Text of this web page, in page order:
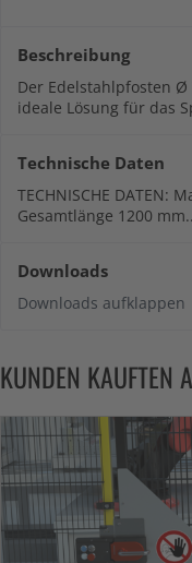
Beschreibung
Der Edelstahlpfosten Ø
ideale Lösung für das
Technische Daten
TECHNISCHE DATEN:
Gesamtlänge 1200
Downloads
Downloads aufklappen
KUNDEN KAUFTEN